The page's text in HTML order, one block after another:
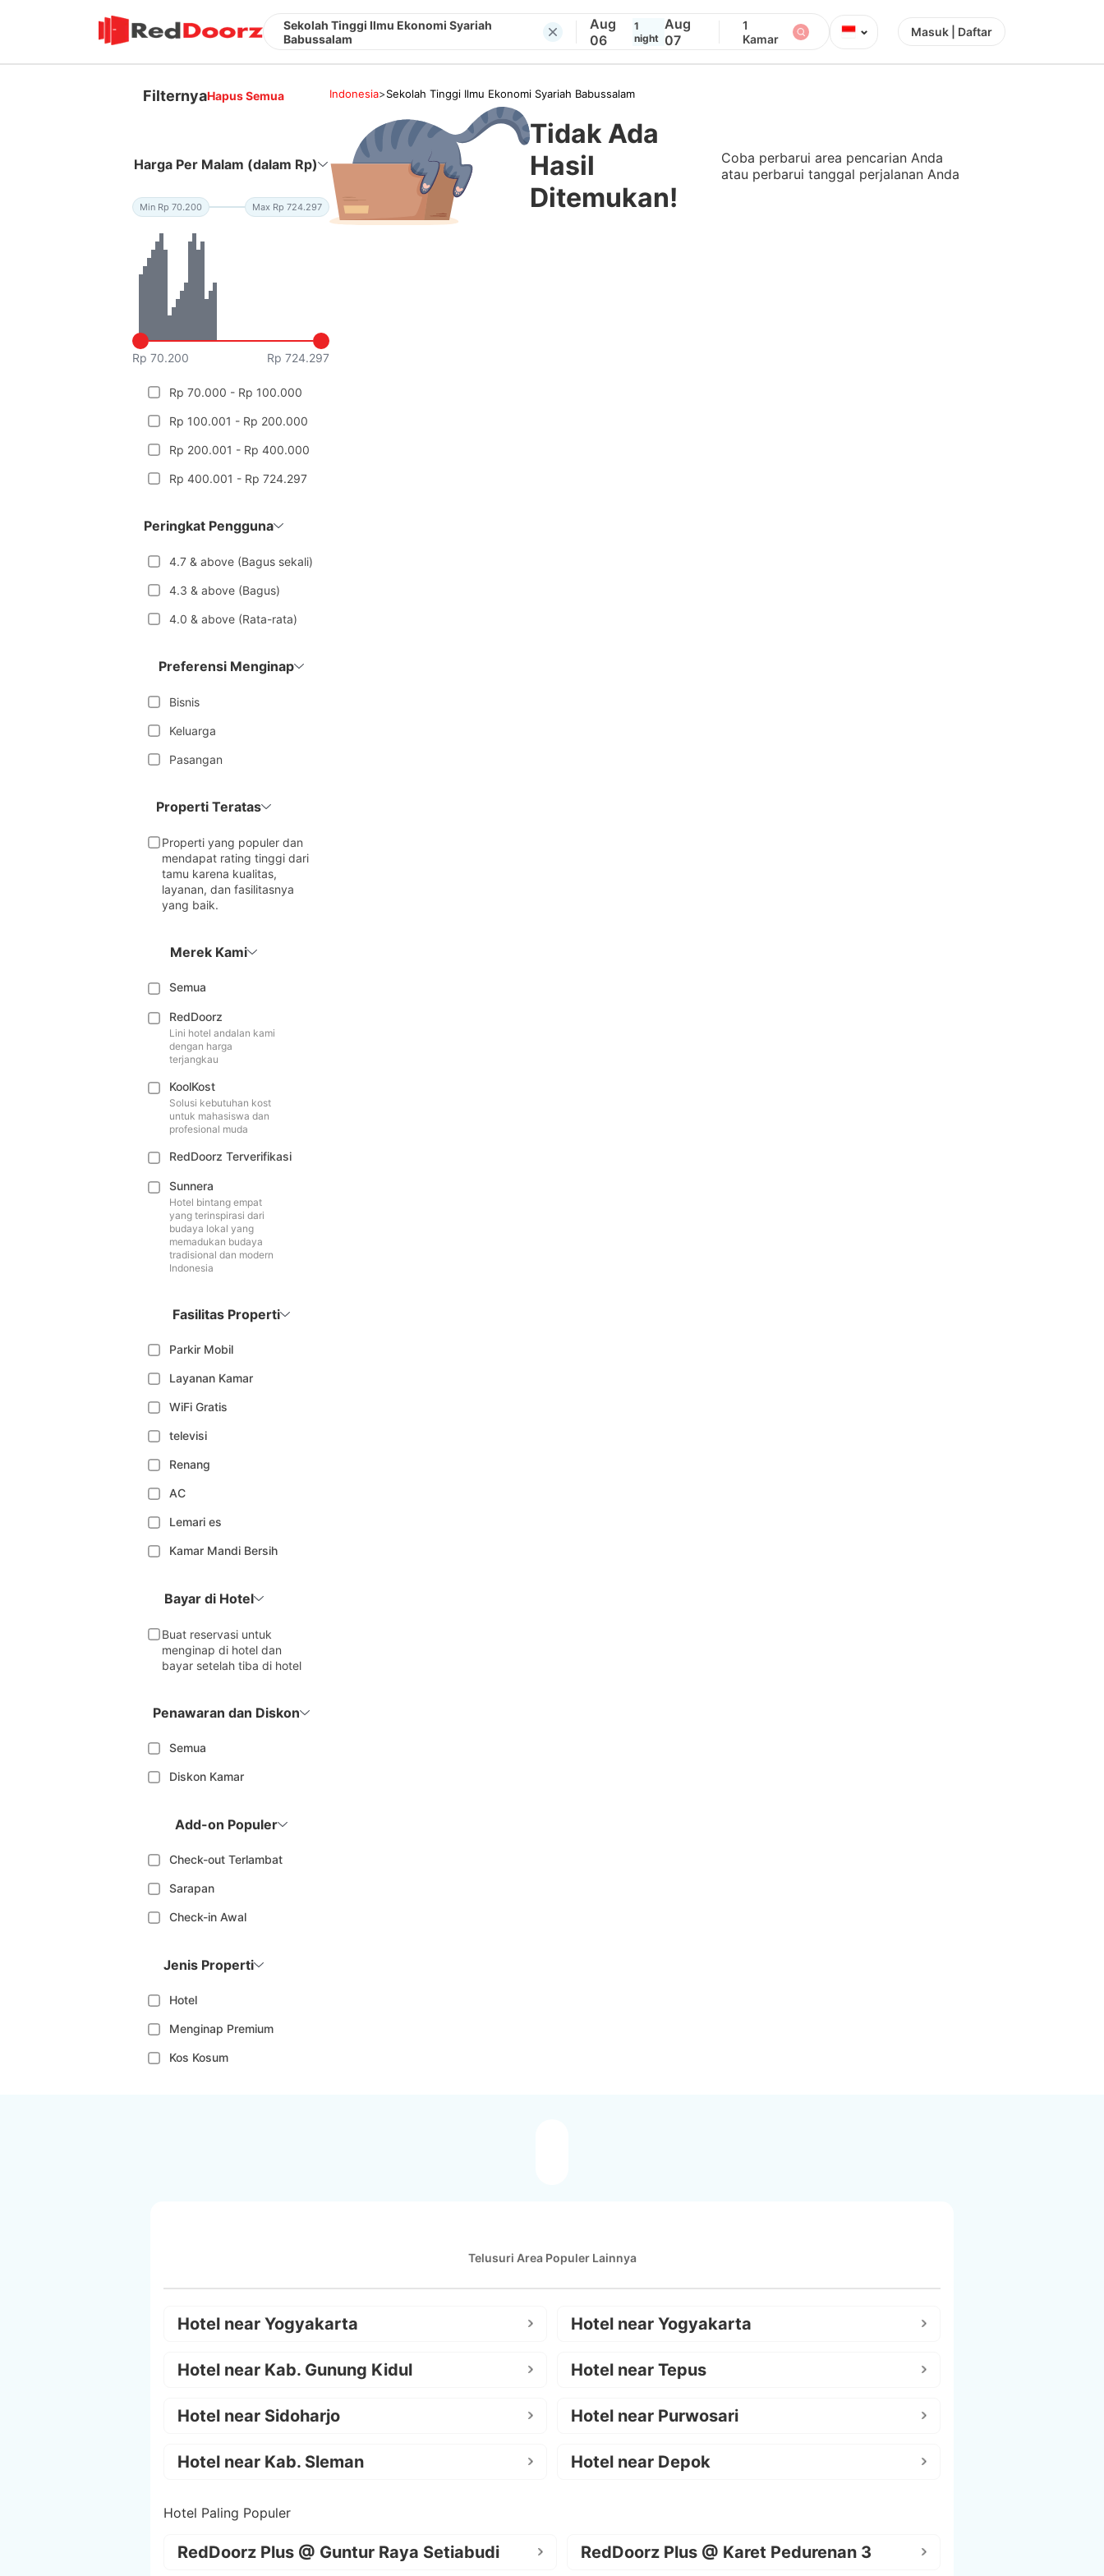
Sekolah Tinggi Ilmu Ekonomi Syariah
Babussalam
Aug
06
1
night
Aug
07
1
Kamar
⌄ Masuk | Daftar
FilternyaHapus Semua
Harga Per Malam (dalam Rp)
Min Rp 70.200 Max Rp 724.297
Rp 70.200 Rp 724.297
Rp 70.000 - Rp 100.000
Rp 100.001 - Rp 200.000
Rp 200.001 - Rp 400.000
Rp 400.001 - Rp 724.297
Peringkat Pengguna
4.7 & above (Bagus sekali)
4.3 & above (Bagus)
4.0 & above (Rata-rata)
Preferensi Menginap
Bisnis
Keluarga
Pasangan
Properti Teratas
Properti yang populer dan
mendapat rating tinggi dari
tamu karena kualitas,
layanan, dan fasilitasnya
yang baik.
Merek Kami
Semua
RedDoorz
Lini hotel andalan kami
dengan harga
terjangkau
KoolKost
Solusi kebutuhan kost
untuk mahasiswa dan
profesional muda
RedDoorz Terverifikasi
Sunnera
Hotel bintang empat
yang terinspirasi dari
budaya lokal yang
memadukan budaya
tradisional dan modern
Indonesia
Fasilitas Properti
Parkir Mobil
Layanan Kamar
WiFi Gratis
televisi
Renang
AC
Lemari es
Kamar Mandi Bersih
Bayar di Hotel
Buat reservasi untuk
menginap di hotel dan
bayar setelah tiba di hotel
Penawaran dan Diskon
Semua
Diskon Kamar
Add-on Populer
Check-out Terlambat
Sarapan
Check-in Awal
Jenis Properti
Hotel
Menginap Premium
Kos Kosum
Indonesia>Sekolah Tinggi Ilmu Ekonomi Syariah Babussalam
Tidak Ada
Hasil
Ditemukan!
Coba perbarui area pencarian Anda
atau perbarui tanggal perjalanan Anda
Telusuri Area Populer Lainnya
Hotel near Yogyakarta Hotel near Yogyakarta
Hotel near Kab. Gunung Kidul Hotel near Tepus
Hotel near Sidoharjo Hotel near Purwosari
Hotel near Kab. Sleman Hotel near Depok
Hotel Paling Populer
RedDoorz Plus @ Guntur Raya Setiabudi RedDoorz Plus @ Karet Pedurenan 3